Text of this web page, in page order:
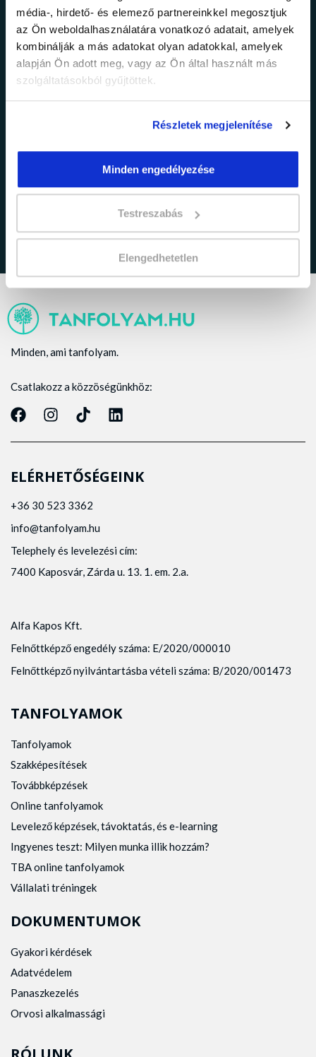
média-, hirdető- és elemező partnereinkkel megosztjuk
az Ön weboldalhasználatára vonatkozó adatait, amelyek
kombinálják a más adatokat olyan adatokkal, amelyek
alapján Ön adott meg, vagy az Ön által használt más
szolgáltatásokból gyűjtöttek.
Részletek megjelenítése
Minden engedélyezése
Testreszabás
Elengedhetetlen
legfrissebb híreinkről és időszakos
promócióinkról.
adatkezelési tájékoztatóban
Minden, ami tanfolyam.
Csatlakozz a közzöségünkhöz:
ELÉRHETŐSÉGEINK
+36 30 523 3362
info@tanfolyam.hu
Telephely és levelezési cím:
7400 Kaposvár, Zárda u. 13. 1. em. 2.a.
Alfa Kapos Kft.
Felnőttképző engedély száma: E/2020/000010
Felnőttképző nyilvántartásba vételi száma: B/2020/001473
TANFOLYAMOK
Tanfolyamok
Szakképesítések
Továbbképzések
Online tanfolyamok
Levelező képzések, távoktatás, és e-learning
Ingyenes teszt: Milyen munka illik hozzám?
TBA online tanfolyamok
Vállalati tréningek
DOKUMENTUMOK
Gyakori kérdések
Adatvédelem
Panaszkezelés
Orvosi alkalmassági